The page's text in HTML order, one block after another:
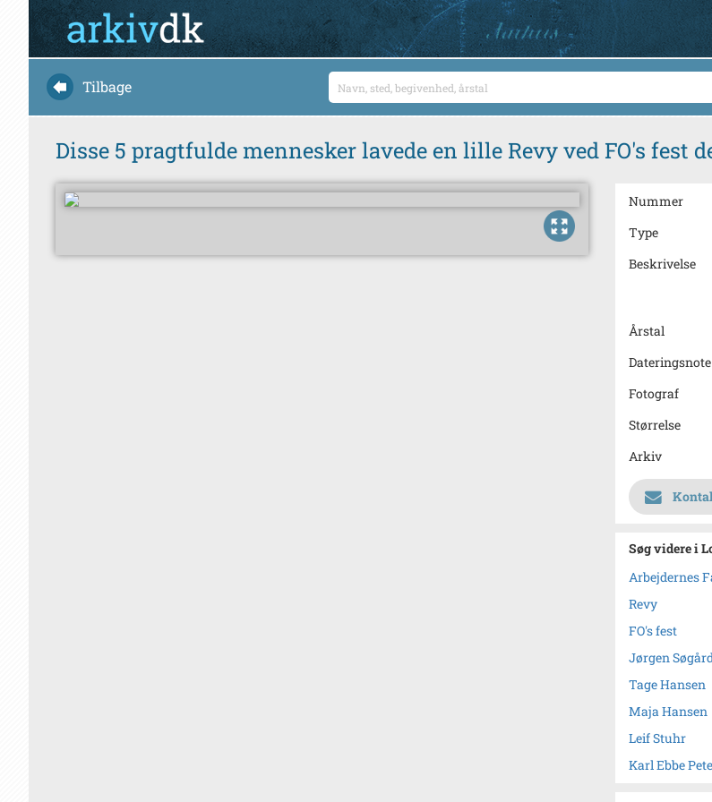
Tilbage
Disse 5 pragtfulde mennesker lavede en lille Revy ved FO's fest
Nummer
Type
Beskrivelse
Årstal
Dateringsnote
Fotograf
Størrelse
Arkiv
Søg videre i
Arbejdernes
Revy
FO's fest
Jørgen
Tage Hansen
Maja Hansen
Leif Stuhr
Karl Ebbe